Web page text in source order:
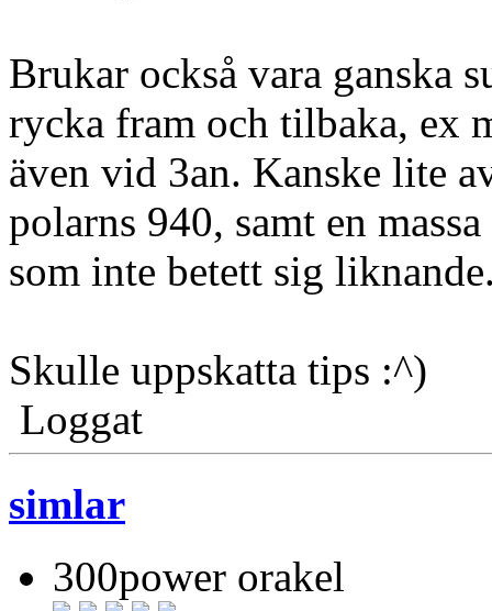
Brukar också vara ganska
rycka fram och tilbaka, ex
även vid 3an. Kanske lite
polarns 940, samt en
som inte betett sig
Skulle uppskatta tips :^)
Loggat
simlar
300power orakel